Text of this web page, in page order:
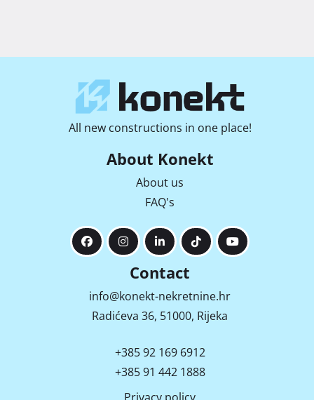
All new constructions in one place!
About Konekt
About us
FAQ's
Contact
info@konekt-nekretnine.hr
Radićeva 36, 51000, Rijeka
+385 92 169 6912
+385 91 442 1888